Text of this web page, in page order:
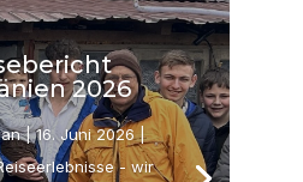
2026
|16. Juni 2026|
- wir